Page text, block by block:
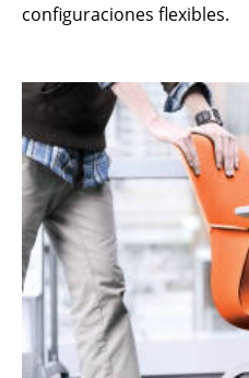
configuraciones flexibles.